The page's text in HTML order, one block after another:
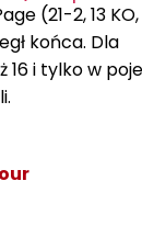
(21-2, 13 KO,
końca. Dla
16 i tylko w